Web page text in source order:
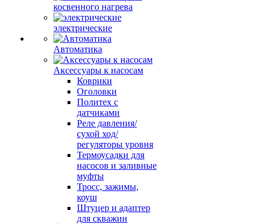
косвенного нагрева
электрические
Автоматика
Аксессуары к насосам
Коврики
Оголовки
Политех с
датчиками
Реле давления/
сухой ход/
регуляторы уровня
Термоусадки для
насосов и заливные
муфты
Тросс, зажимы,
коуш
Штуцер и адаптер
для скважин